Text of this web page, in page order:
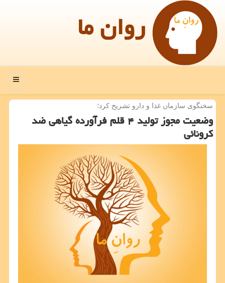
روان ما
منو
سخنگوی سازمان غذا و دارو تشریح كرد؛
وضعیت مجوز تولید ۴ قلم فرآورده گیاهی ضد
كرونائی